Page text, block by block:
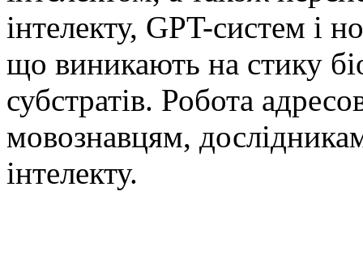
інтелекту, GPT-систем і
що виникають на стику
субстратів. Робота
мовознавцям,
інтелекту.